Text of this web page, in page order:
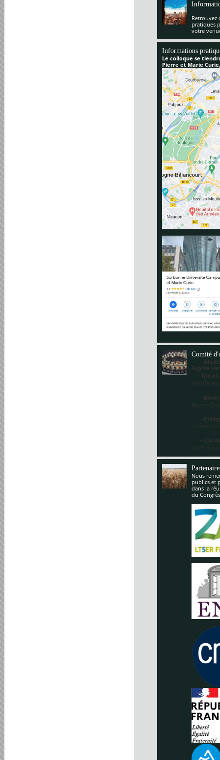
Retrouvez
pratiques
votre
Informations
Le colloque se
Pierre et Marie
Comité
- Alodie
Sophie
-
Reims
-
-
Nous
publics et
dans la
du